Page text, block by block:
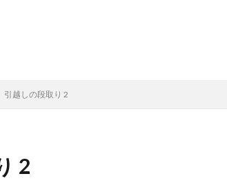
引越しの段取り 2
2